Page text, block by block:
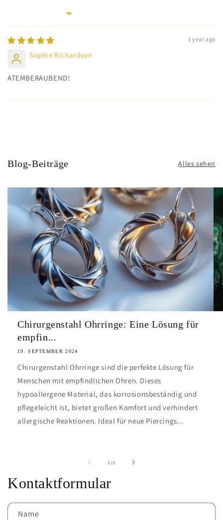
1 year ago
Sophie Richardson
ATEMBERAUBEND!
Blog-Beiträge Alles sehen
Chirurgenstahl Ohrringe: Eine Lösung für
empfin...
19. SEPTEMBER 2024
Chirurgenstahl Ohrringe sind die perfekte Lösung für
Menschen mit empfindlichen Ohren. Dieses
hypoallergene Material, das korrosionsbeständig und
pflegeleicht ist, bietet großen Komfort und verhindert
allergische Reaktionen. Ideal für neue Piercings...
1 /von
3
Kontaktformular
Name